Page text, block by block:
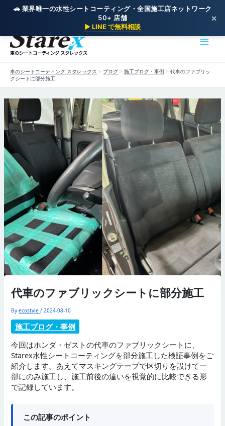
🚗 業界唯一の水性シートコーティング・全国施工店ネットワーク
50+ 店舗
▶ LINE で無料相談
×
容
車のシートコーティング スタレックス
車のシートコーティング スタレックス > ブログ > 施工ブログ・事例 > 代車のファブリッ
クシートに部分施工
代車のファブリックシートに部分施工
Byecostyle/2024-08-10
施工ブログ・事例
今回はホンダ・ゼストの代車のファブリックシートに、
Starex水性シートコーティングを部分施工した検証事例をご
紹介します。あえてマスキングテープで区切りを設けて一
部にのみ施工し、施工前後の違いを視覚的に比較できる形
で記録しています。
この記事のポイント